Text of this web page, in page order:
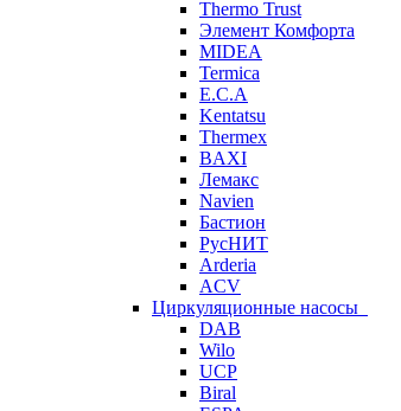
Thermo Trust
Элемент Комфорта
MIDEA
Termica
E.C.A
Kentatsu
Thermex
BAXI
Лемакс
Navien
Бастион
РусНИТ
Arderia
ACV
Циркуляционные насосы
DAB
Wilo
UCP
Biral